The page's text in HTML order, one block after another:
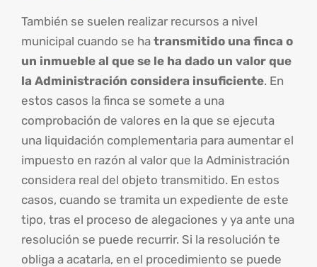
También se suelen realizar recursos a nivel
municipal cuando se ha transmitido una finca o
un inmueble al que se le ha dado un valor que
la Administración considera insuficiente. En
estos casos la finca se somete a una
comprobación de valores en la que se ejecuta
una liquidación complementaria para aumentar el
impuesto en razón al valor que la Administración
considera real del objeto transmitido. En estos
casos, cuando se tramita un expediente de este
tipo, tras el proceso de alegaciones y ya ante una
resolución se puede recurrir. Si la resolución te
obliga a acatarla, en el procedimiento se puede